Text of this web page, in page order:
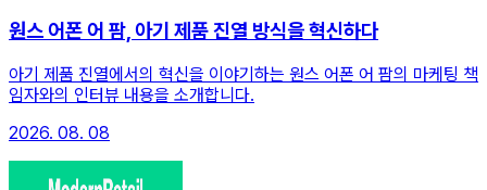
원스 어폰 어 팜, 아기 제품 진열 방식을 혁신하다
아기 제품 진열에서의 혁신을 이야기하는 원스 어폰 어 팜의 마케팅 책
임자와의 인터뷰 내용을 소개합니다.
2026. 08. 08